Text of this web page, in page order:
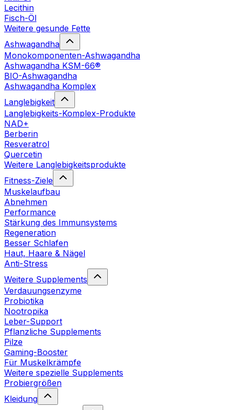
Lecithin
Fisch-Öl
Weitere gesunde Fette
Ashwagandha
Monokomponenten-Ashwagandha
Ashwagandha KSM-66®
BIO-Ashwagandha
Ashwagandha Komplex
Langlebigkeit
Langlebigkeits-Komplex-Produkte
NAD+
Berberin
Resveratrol
Quercetin
Weitere Langlebigkeitsprodukte
Fitness-Ziele
Muskelaufbau
Abnehmen
Performance
Stärkung des Immunsystems
Regeneration
Besser Schlafen
Haut, Haare & Nägel
Anti-Stress
Weitere Supplements
Verdauungsenzyme
Probiotika
Nootropika
Leber-Support
Pflanzliche Supplements
Pilze
Gaming-Booster
Für Muskelkrämpfe
Weitere spezielle Supplements
Probiergrößen
Kleidung